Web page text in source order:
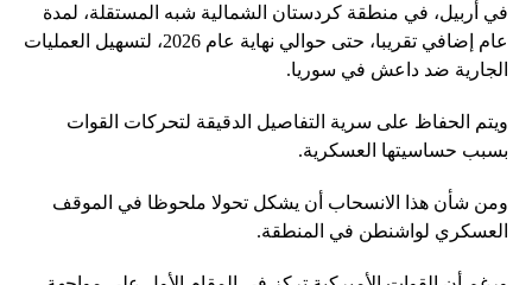
في أربيل، في منطقة كردستان الشمالية شبه المستقلة، لمدة
عام إضافي تقريبا، حتى حوالي نهاية عام 2026، لتسهيل العمليات
الجارية ضد داعش في سوريا.
ويتم الحفاظ على سرية التفاصيل الدقيقة لتحركات القوات
بسبب حساسيتها العسكرية.
ومن شأن هذا الانسحاب أن يشكل تحولا ملحوظا في الموقف
العسكري لواشنطن في المنطقة.